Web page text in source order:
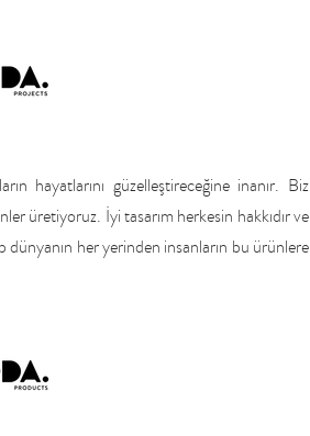
hayatlarını güzelleştireceğine inanır. Biz
üretiyoruz. İyi tasarım herkesin hakkıdır ve
her yerinden insanların bu ürünlere